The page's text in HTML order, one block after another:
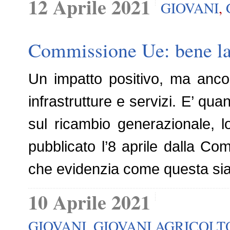
12 Aprile 2021 GIOVANI,
Commissione Ue: bene
Un impatto positivo, ma
infrastrutture e servizi. E’
sul ricambio generazionale,
pubblicato l’8 aprile dalla
che evidenzia come questa
10 Aprile 2021
GIOVANI GIOVANI